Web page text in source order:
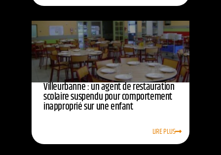
Villeurbanne : un agent de restauration
scolaire suspendu pour comportement
inapproprié sur une enfant
LIRE PLUS